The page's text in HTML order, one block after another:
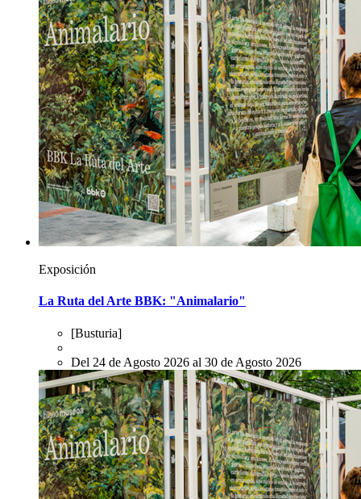
Exposición
La Ruta del Arte BBK: "Animalario"
[Busturia]
Del 24 de Agosto 2026 al 30 de Agosto 2026